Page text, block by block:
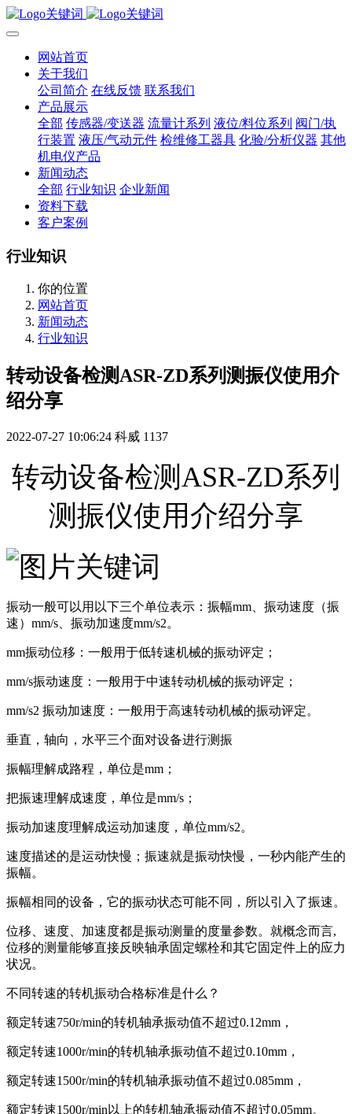
网站首页
关于我们
公司简介 在线反馈 联系我们
产品展示
全部 传感器/变送器 流量计系列 液位/料位系列 阀门/执
行装置 液压/气动元件 检维修工器具 化验/分析仪器 其他
机电仪产品
新闻动态
全部 行业知识 企业新闻
资料下载
客户案例
行业知识
你的位置
网站首页
新闻动态
行业知识
转动设备检测ASR-ZD系列测振仪使用介
绍分享
2022-07-27 10:06:24 科威 1137
转动设备检测ASR-ZD系列
测振仪使用介绍分享
振动一般可以用以下三个单位表示：振幅mm、振动速度（振
速）mm/s、振动加速度mm/s2。
mm振动位移：一般用于低转速机械的振动评定；
mm/s振动速度：一般用于中速转动机械的振动评定；
mm/s2 振动加速度：一般用于高速转动机械的振动评定。
垂直，轴向，水平三个面对设备进行测振
振幅理解成路程，单位是mm；
把振速理解成速度，单位是mm/s；
振动加速度理解成运动加速度，单位mm/s2。
速度描述的是运动快慢；振速就是振动快慢，一秒内能产生的
振幅。
振幅相同的设备，它的振动状态可能不同，所以引入了振速。
位移、速度、加速度都是振动测量的度量参数。就概念而言,
位移的测量能够直接反映轴承固定螺栓和其它固定件上的应力
状况。
不同转速的转机振动合格标准是什么？
额定转速750r/min的转机轴承振动值不超过0.12mm，
额定转速1000r/min的转机轴承振动值不超过0.10mm，
额定转速1500r/min的转机轴承振动值不超过0.085mm，
额定转速1500r/min以上的转机轴承振动值不超过0.05mm。